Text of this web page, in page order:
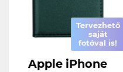
Tervezhető
saját
fotóval is!
Apple iPhone